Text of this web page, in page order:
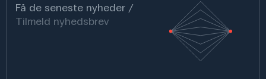
Få de seneste nyheder
Tilmeld nyhedsbrev